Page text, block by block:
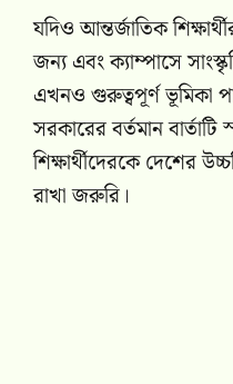
যদিও আন্তর্জাতিক
জন্য এবং ক্যাম্পাসে
এখনও গুরুত্বপূর্ণ ভূমিকা
সরকারের বর্তমান বার্তাটি
শিক্ষার্থীদেরকে দেশের
রাখা জরুরি।